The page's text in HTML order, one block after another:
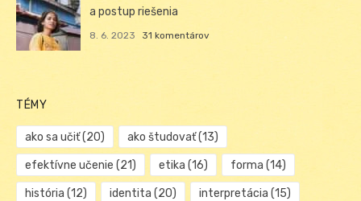
a postup riešenia
8. 6. 2023 31 komentárov
TÉMY
ako sa učiť(20) ako študovať(13)
efektívne učenie (21) etika (16) forma (14)
história (12) identita (20) interpretácia (15)